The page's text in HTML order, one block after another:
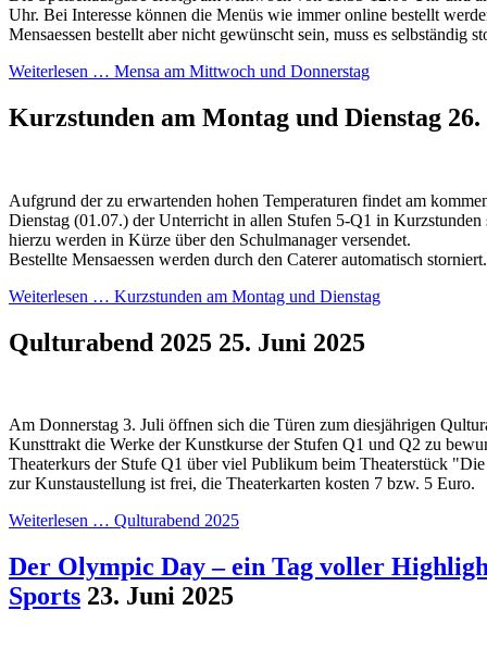
Uhr. Bei Interesse können die Menüs wie immer online bestellt
Mensaessen bestellt aber nicht gewünscht sein, muss es selbständig
Weiterlesen … Mensa am Mittwoch und Donnerstag
Kurzstunden am Montag und Dienstag
Aufgrund der zu erwartenden hohen Temperaturen findet am
Dienstag (01.07.) der Unterricht in allen Stufen 5-Q1 in Kurzstunden
hierzu werden in Kürze über den Schulmanager versendet.
Bestellte Mensaessen werden durch den Caterer automatisch storniert.
Weiterlesen … Kurzstunden am Montag und Dienstag
Qulturabend 2025 25. Juni 2025
Am Donnerstag 3. Juli öffnen sich die Türen zum diesjährigen
Kunsttrakt die Werke der Kunstkurse der Stufen Q1 und Q2 zu
Theaterkurs der Stufe Q1 über viel Publikum beim Theaterstück
zur Kunstaustellung ist frei, die Theaterkarten kosten 7 bzw. 5 Euro.
Weiterlesen … Qulturabend 2025
Der Olympic Day – ein Tag voller
Sports 23. Juni 2025